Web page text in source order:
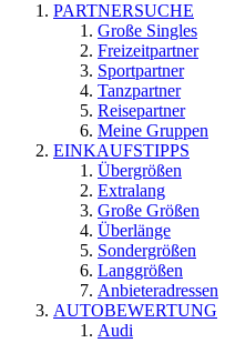
PARTNERSUCHE
Große Singles
Freizeitpartner
Sportpartner
Tanzpartner
Reisepartner
Meine Gruppen
EINKAUFSTIPPS
Übergrößen
Extralang
Große Größen
Überlänge
Sondergrößen
Langgrößen
Anbieteradressen
AUTOBEWERTUNG
Audi